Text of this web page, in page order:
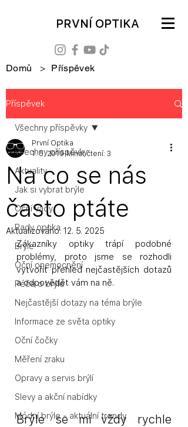
PRVNÍ OPTIKA
Domů > Příspěvek
Příspěvek
Všechny příspěvky
Aktuality
Jak si vybrat brýle
Oční vady
Rady optika
Brýle
Oční onemocnění
Péče o brýle
Nejčastější dotazy na téma brýle
Informace ze světa optiky
Oční čočky
Měření zraku
Opravy a servis brýlí
Slevy a akční nabídky
Módní brýle - aktuální trendy
Všechny příspěvky
Na co se nás
často ptáte
První Optika
1. 5. 2019 Minut čtení: 3
Aktualizováno: 12. 5. 2025
Zákazníky optiky trápí podobné
problémy, proto jsme se rozhodli
vytvořit přehled nejčastějších dotazů
a odpovědět vám na ně.
Brýle se mi vždy rychle